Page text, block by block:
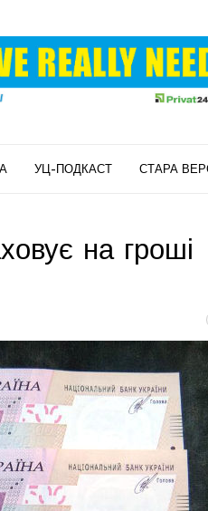
УЦ-ПОДКАСТ СТАРА
на гроші